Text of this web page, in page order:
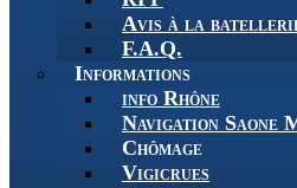
Avis à la
F.A.Q.
Informations
info Rhône
Navigation Saone
Chômage
Vigicrues